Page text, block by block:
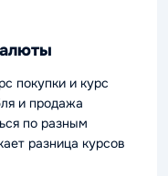
покупки и курс
и продажа
по разным
разница курсов